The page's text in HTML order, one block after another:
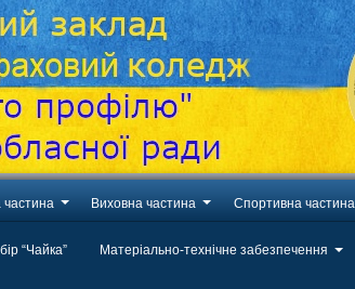
частина Виховна частина Спортивна частина
“Чайка” Матеріально-технічне забезпечення